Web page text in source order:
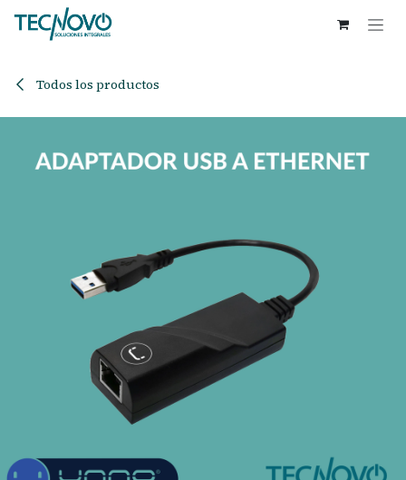
Ir al contenido
Todos los productos